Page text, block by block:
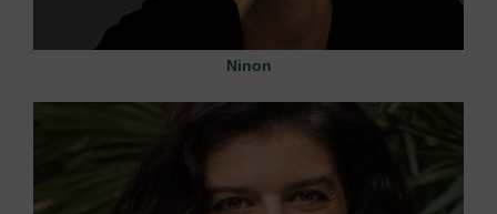
Ninon